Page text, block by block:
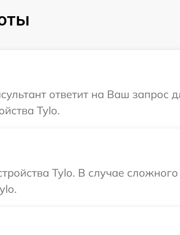
ответит на Ваш запрос
Tylo.
Tylo. В случае